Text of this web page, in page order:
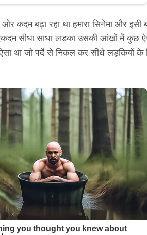
कदम बढ़ा रहा था हमारा सिनेमा और
सीधा साधा लड़का उसकी आंखों में कुछ
था जो पर्दे से निकल कर सीधे लड़कियों के